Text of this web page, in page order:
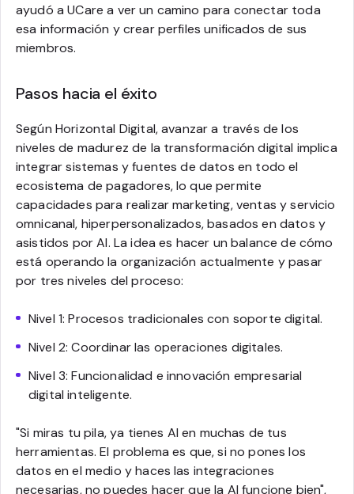
ayudó a UCare a ver un camino para conectar toda
esa información y crear perfiles unificados de sus
miembros.
Pasos hacia el éxito
Según Horizontal Digital, avanzar a través de los
niveles de madurez de la transformación digital implica
integrar sistemas y fuentes de datos en todo el
ecosistema de pagadores, lo que permite
capacidades para realizar marketing, ventas y servicio
omnicanal, hiperpersonalizados, basados en datos y
asistidos por AI. La idea es hacer un balance de cómo
está operando la organización actualmente y pasar
por tres niveles del proceso:
Nivel 1: Procesos tradicionales con soporte digital.
Nivel 2: Coordinar las operaciones digitales.
Nivel 3: Funcionalidad e innovación empresarial
digital inteligente.
"Si miras tu pila, ya tienes AI en muchas de tus
herramientas. El problema es que, si no pones los
datos en el medio y haces las integraciones
necesarias, no puedes hacer que la AI funcione bien",